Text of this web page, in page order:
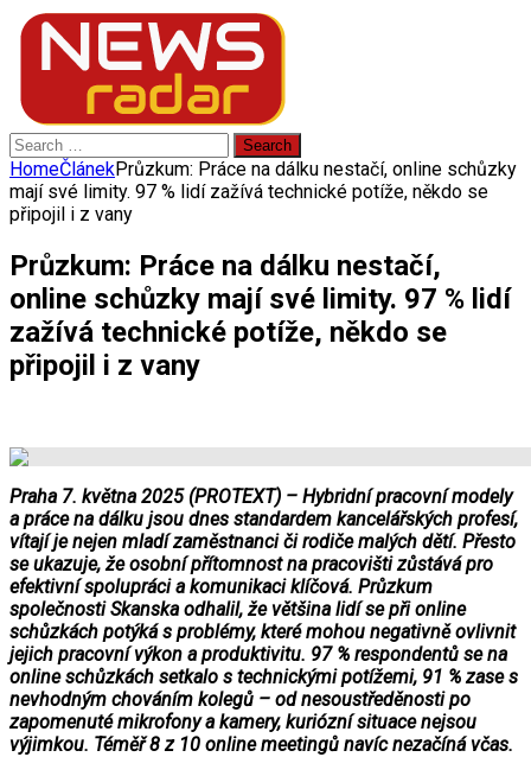
Search
for:
HomeČlánekPrůzkum: Práce na dálku nestačí, online schůzky
mají své limity. 97 % lidí zažívá technické potíže, někdo se
připojil i z vany
Průzkum: Práce na dálku nestačí,
online schůzky mají své limity. 97 % lidí
zažívá technické potíže, někdo se
připojil i z vany
Praha 7. května 2025 (PROTEXT) – Hybridní pracovní modely
a práce na dálku jsou dnes standardem kancelářských profesí,
vítají je nejen mladí zaměstnanci či rodiče malých dětí. Přesto
se ukazuje, že osobní přítomnost na pracovišti zůstává pro
efektivní spolupráci a komunikaci klíčová. Průzkum
společnosti Skanska odhalil, že většina lidí se při online
schůzkách potýká s problémy, které mohou negativně ovlivnit
jejich pracovní výkon a produktivitu. 97 % respondentů se na
online schůzkách setkalo s technickými potížemi, 91 % zase s
nevhodným chováním kolegů – od nesoustředěnosti po
zapomenuté mikrofony a kamery, kuriózní situace nejsou
výjimkou. Téměř 8 z 10 online meetingů navíc nezačíná včas.